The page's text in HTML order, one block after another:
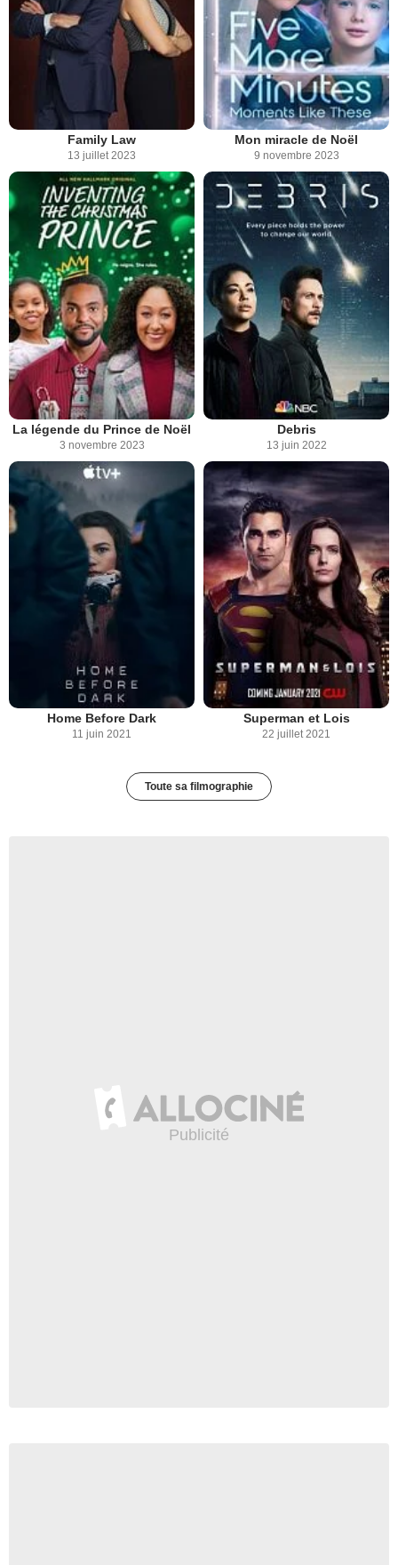
Family Law
13 juillet 2023
Mon miracle de Noël
9 novembre 2023
La légende du Prince de Noël
3 novembre 2023
Debris
13 juin 2022
Home Before Dark
11 juin 2021
Superman et Lois
22 juillet 2021
Toute sa filmographie